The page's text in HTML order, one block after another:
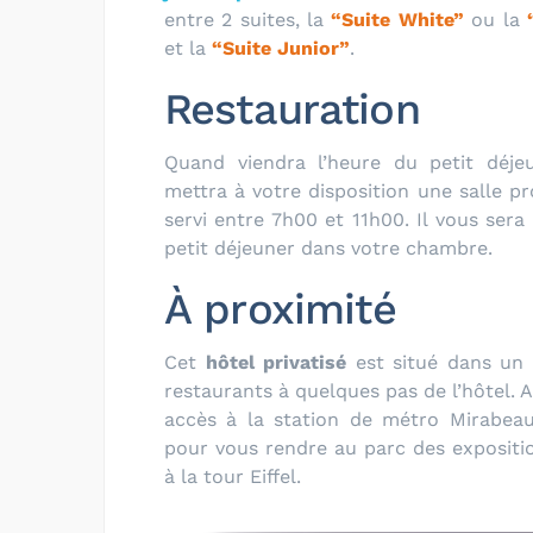
entre 2 suites, la“Suite White” ou la
et la “Suite Junior”.
Restauration
Quand viendra l’heure du petit
mettra à votre disposition une salle
servi entre 7h00 et 11h00. Il vous
petit déjeuner dans votre chambre.
À proximité
Cet hôtel privatisé est situé dans
restaurants à quelques pas de l’hôtel.
accès à la station de métro
pour vous rendre au parc des
à la tour Eiffel.